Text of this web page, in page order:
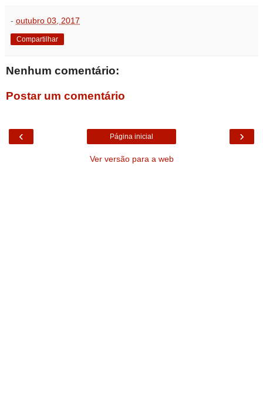
- outubro 03, 2017
Compartilhar
Nenhum comentário:
Postar um comentário
‹ ›
Página inicial
Ver versão para a web